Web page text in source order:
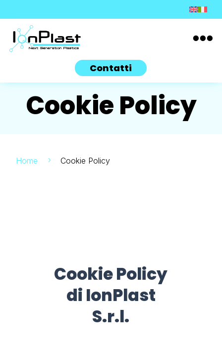

Contatti
Cookie Policy
Home 5 Cookie Policy
Cookie Policy
di IonPlast
S.r.l.